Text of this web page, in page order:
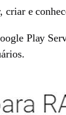
criar e
Play